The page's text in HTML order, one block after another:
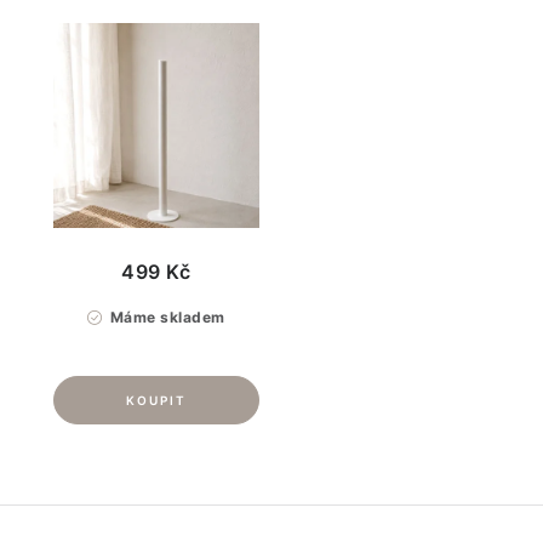
Máme skladem
499 Kč